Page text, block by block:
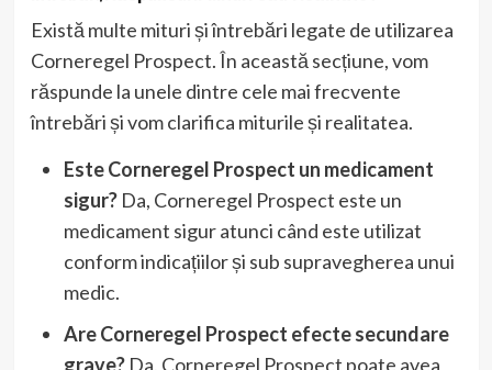
Există multe mituri și întrebări legate de utilizarea
Corneregel Prospect. În această secțiune, vom
răspunde la unele dintre cele mai frecvente
întrebări și vom clarifica miturile și realitatea.
Este Corneregel Prospect un medicament
sigur?Da, Corneregel Prospect este un
medicament sigur atunci când este utilizat
conform indicațiilor și sub supravegherea unui
medic.
Are Corneregel Prospect efecte secundare
grave?Da, Corneregel Prospect poate avea